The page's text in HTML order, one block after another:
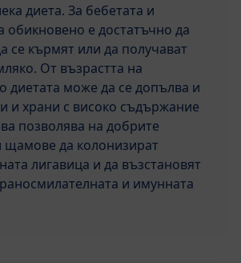
диета. За бебетата и
обикновено е достатъчно да
се кърмят или да получават
От възрастта на
диетата може да се допълва и
и храни с високо съдържание
позволява на добрите
щамове да колонизират
лигавица и да възстановят
и имунната